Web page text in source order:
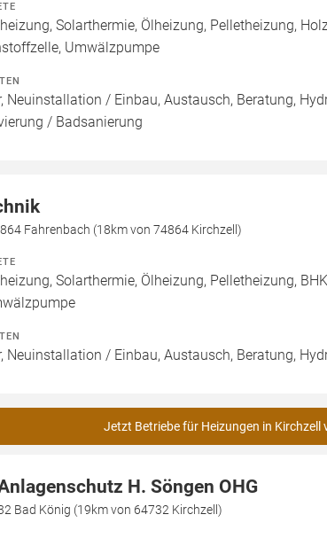
Solarthermie, Ölheizung, Pelletheizung,
Umwälzpumpe
Neuinstallation / Einbau, Austausch, Beratung,
/ Badsanierung
Fahrenbach (18km von 74864 Kirchzell)
Solarthermie, Ölheizung, Pelletheizung,
Neuinstallation / Einbau, Austausch, Beratung,
Jetzt Betriebe für Heizungen in Kirchzell
H. Söngen OHG
Bad König (19km von 64732 Kirchzell)